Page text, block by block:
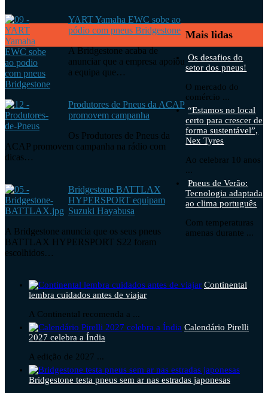
YART Yamaha EWC sobe ao
pódio com pneus Bridgestone
A Bridgestone acaba de
anunciar que a empresa apoiou
a equipa que…
Produtores de Pneus da ACAP
promovem campanha
Os Produtores de Pneus da
ACAP promovem campanha na rádio com
dicas…
Bridgestone BATTLAX
HYPERSPORT equipam
Suzuki Hayabusa
A Bridgestone anuncia que os seus pneus
BATTLAX HYPERSPORT S22 foram
escolhidos…
Mais lidas
Os desafios do
setor dos pneus!
O mercado do
comércio ...
“Estamos no local
certo para crescer de
forma sustentável”,
Nex Tyres
Ao celebrar 10 anos
...
Pneus de Verão:
Tecnologia adaptada
ao clima português
Com temperaturas
amenas durante ...
Continental
lembra cuidados antes de viajar
A Continental recomenda a ...
Calendário Pirelli
2027 celebra a Índia
A edição de 2027 ...
Bridgestone testa pneus sem ar nas estradas japonesas